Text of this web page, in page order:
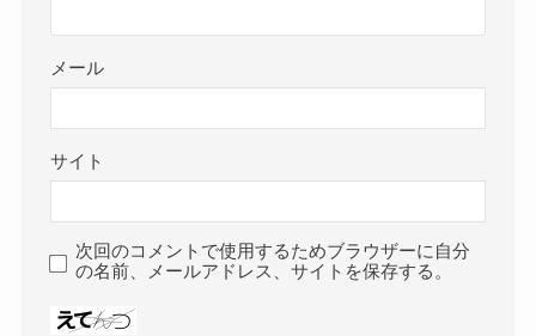
メール
サイト
次回のコメントで使用するためブラウザーに自分
の名前、メールアドレス、サイトを保存する。